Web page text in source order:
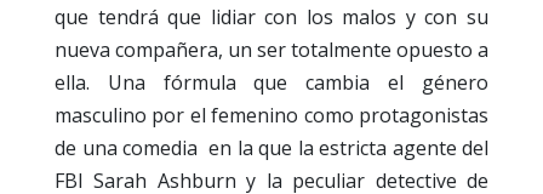
que tendrá que lidiar con los malos y con su
nueva compañera, un ser totalmente opuesto a
ella. Una fórmula que cambia el género
masculino por el femenino como protagonistas
de una comedia en la que la estricta agente del
FBI Sarah Ashburn y la peculiar detective de